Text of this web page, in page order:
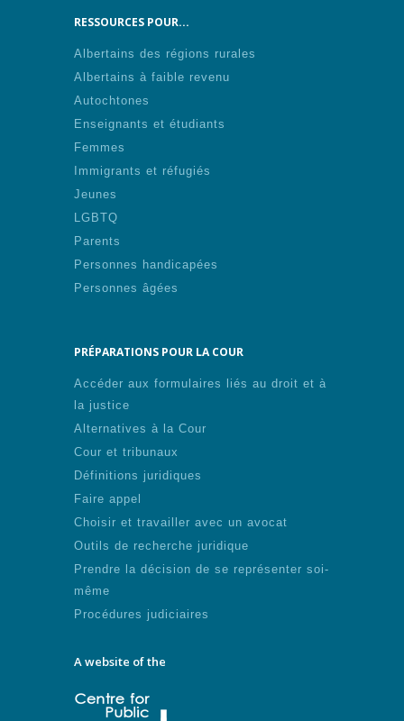
RESSOURCES POUR...
Albertains des régions rurales
Albertains à faible revenu
Autochtones
Enseignants et étudiants
Femmes
Immigrants et réfugiés
Jeunes
LGBTQ
Parents
Personnes handicapées
Personnes âgées
PRÉPARATIONS POUR LA COUR
Accéder aux formulaires liés au droit et à
la justice
Alternatives à la Cour
Cour et tribunaux
Définitions juridiques
Faire appel
Choisir et travailler avec un avocat
Outils de recherche juridique
Prendre la décision de se représenter soi-
même
Procédures judiciaires
A website of the